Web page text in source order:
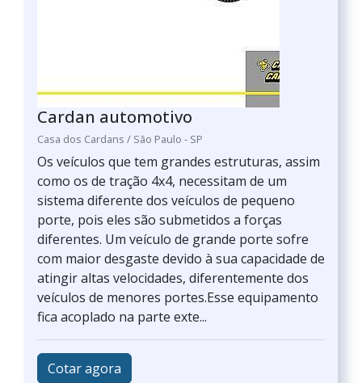
Cardan automotivo
Casa dos Cardans / São Paulo - SP
Os veículos que tem grandes estruturas, assim
como os de tração 4x4, necessitam de um
sistema diferente dos veículos de pequeno
porte, pois eles são submetidos a forças
diferentes. Um veículo de grande porte sofre
com maior desgaste devido à sua capacidade de
atingir altas velocidades, diferentemente dos
veículos de menores portes.Esse equipamento
fica acoplado na parte exte...
Cotar agora